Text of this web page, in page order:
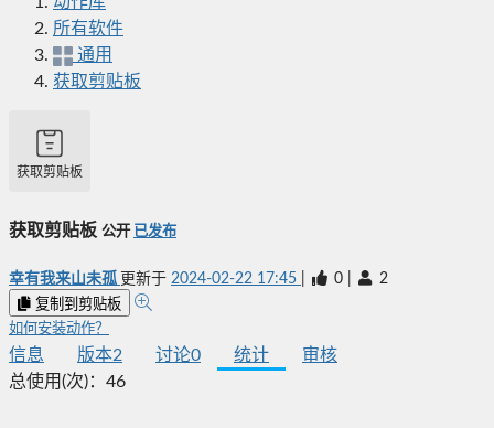
所有软件
通用
获取剪贴板
获取剪贴板
获取剪贴板 公开 已发布
幸有我来山未孤 更新于 2024-02-22 17:45 0 2
复制到剪贴板
如何安装动作？
信息 版本2 讨论0 统计
审核
总使用(次)： 46